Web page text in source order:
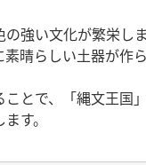
強い文化が繁栄し
晴らしい土器が
とで、「縄文王国
す。